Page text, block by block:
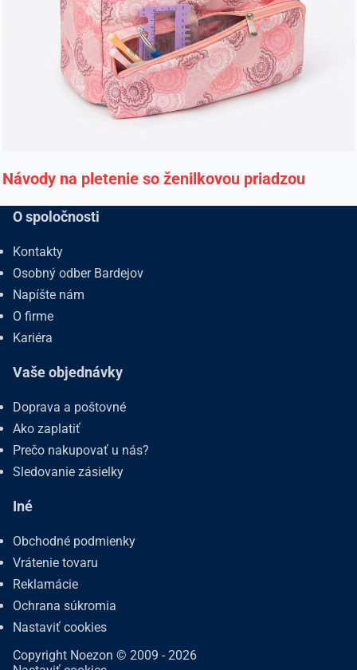
Návody na pletenie so ženilkovou priadzou
O spoločnosti
Kontakty
Osobný odber Bardejov
Napíšte nám
O firme
Kariéra
Vaše objednávky
Doprava a poštovné
Ako zaplatiť
Prečo nakupovať u nás?
Sledovanie zásielky
Iné
Obchodné podmienky
Vrátenie tovaru
Reklamácie
Ochrana súkromia
Nastaviť cookies
Copyright Noezon © 2009 - 2026